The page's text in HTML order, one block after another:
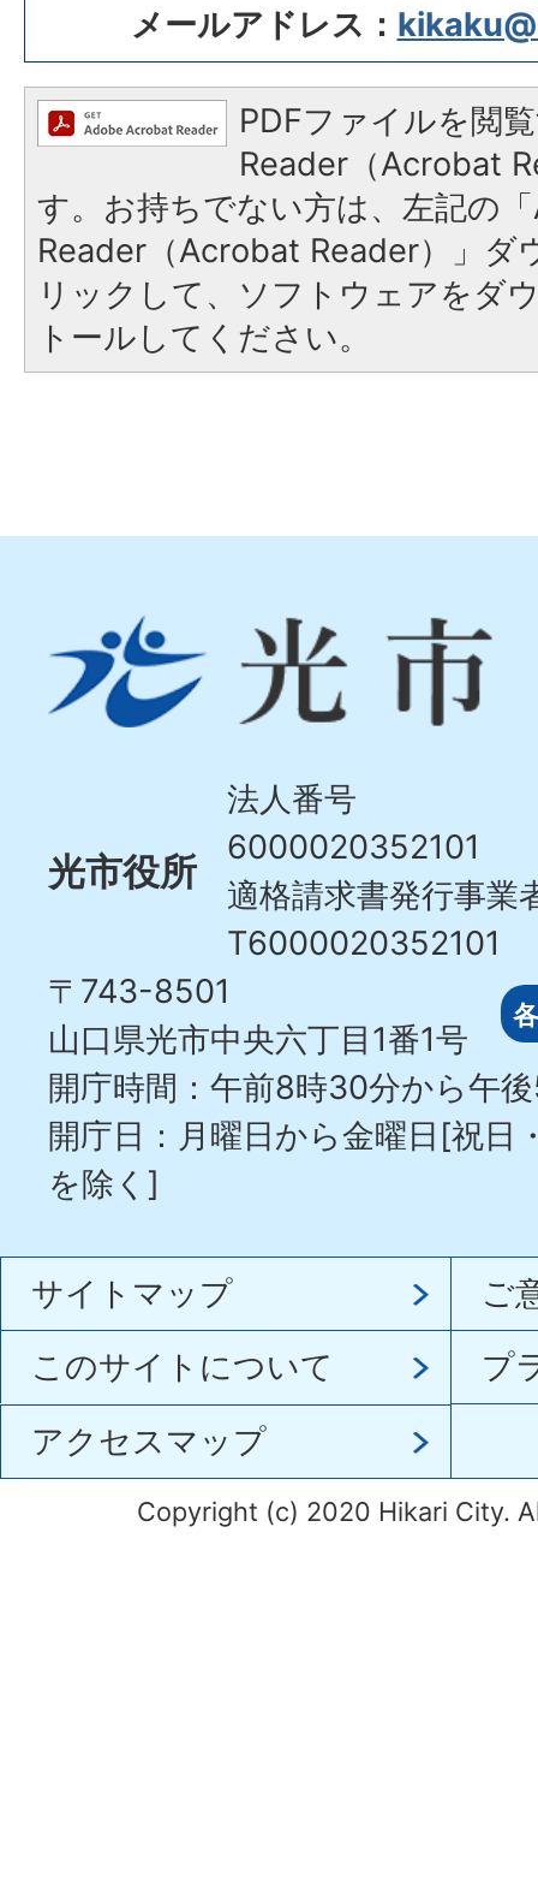
メールアドレス：
PDFファイルを閲
Reader（Acrobat
す。お持ちでない方は、左記の
Reader（Acrobat Reader）」ダ
リックして、ソフトウェアをダ
トールしてください。
市
Hikari
光市役所
法人番号
6000020352101
適格請求書発行事業
T6000020352101
〒743-8501
山口県光市中央六丁目1番1号
開庁時間：午前8時30分から午
開庁日：月曜日から金曜日[祝日
を除く]
サイトマップ
ご
このサイトについて
プ
アクセスマップ
Copyright (c) 2020 Hikari City.